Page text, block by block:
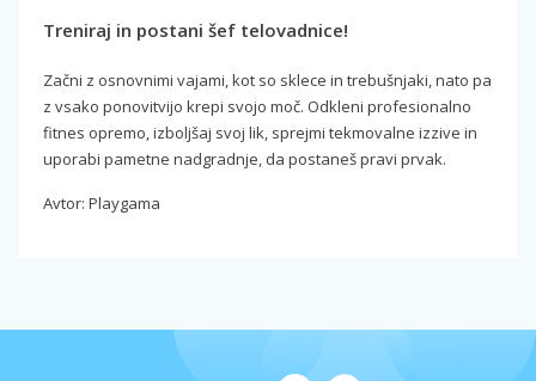
Treniraj in postani šef telovadnice!
Začni z osnovnimi vajami, kot so sklece in trebušnjaki, nato pa
z vsako ponovitvijo krepi svojo moč. Odkleni profesionalno
fitnes opremo, izboljšaj svoj lik, sprejmi tekmovalne izzive in
uporabi pametne nadgradnje, da postaneš pravi prvak.
Avtor: Playgama